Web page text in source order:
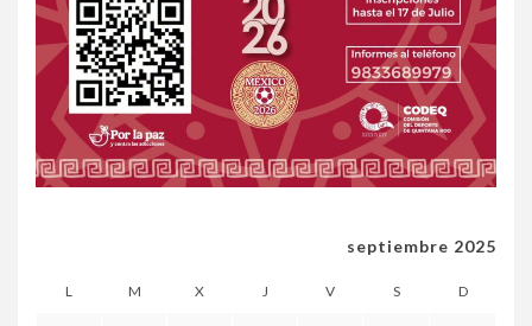
septiembre 2025
L M X J V S D